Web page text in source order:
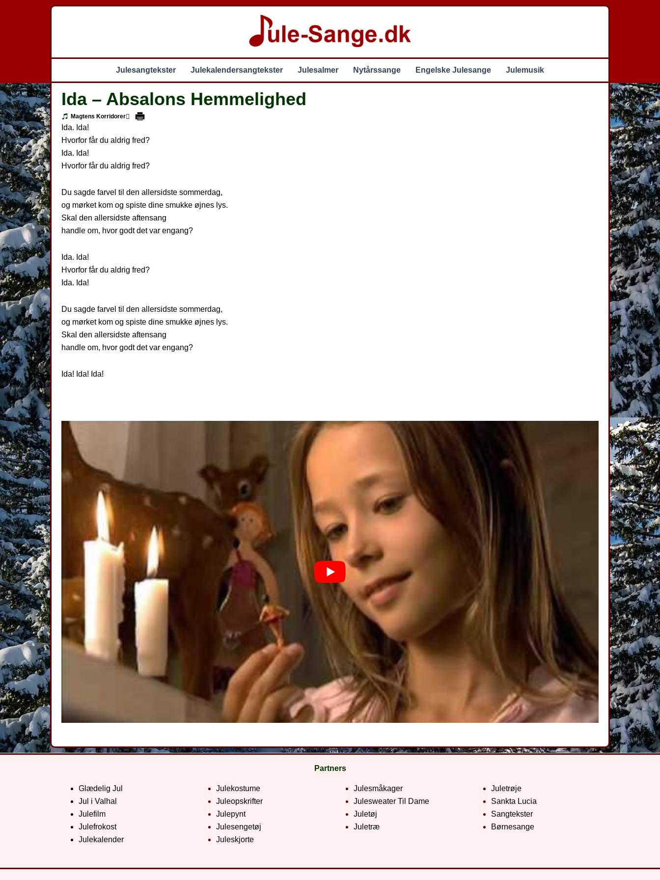
Julesangtekster Julekalendersangtekster Julesalmer Nytårssange Engelske Julesange Julemusik
Ida – Absalons Hemmelighed
Magtens Korridorer
Ida. Ida!
Hvorfor får du aldrig fred?
Ida. Ida!
Hvorfor får du aldrig fred?
Du sagde farvel til den allersidste sommerdag,
og mørket kom og spiste dine smukke øjnes lys.
Skal den allersidste aftensang
handle om, hvor godt det var engang?
Ida. Ida!
Hvorfor får du aldrig fred?
Ida. Ida!
Du sagde farvel til den allersidste sommerdag,
og mørket kom og spiste dine smukke øjnes lys.
Skal den allersidste aftensang
handle om, hvor godt det var engang?
Ida! Ida! Ida!
Partners
Glædelig Jul
Jul i Valhal
Julefilm
Julefrokost
Julekalender
Julekostume
Juleopskrifter
Julepynt
Julesengetøj
Juleskjorte
Julesmåkager
Julesweater Til Dame
Juletøj
Juletræ
Juletrøje
Sankta Lucia
Sangtekster
Børnesange